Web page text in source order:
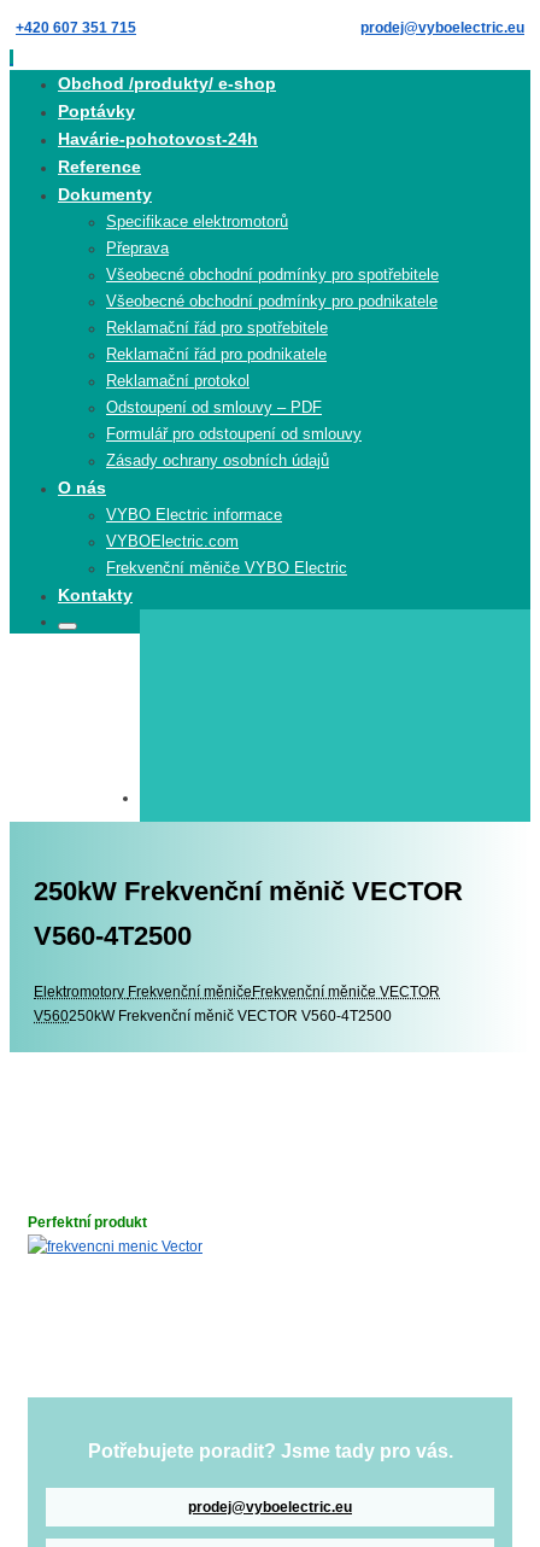
Skip
to
content
+420 607 351 715 prodej@vyboelectric.eu
Obchod /produkty/ e-shop
Poptávky
Havárie-pohotovost-24h
Reference
Dokumenty
Specifikace elektromotorů
Přeprava
Všeobecné obchodní podmínky pro spotřebitele
Všeobecné obchodní podmínky pro podnikatele
Reklamační řád pro spotřebitele
Reklamační řád pro podnikatele
Reklamační protokol
Odstoupení od smlouvy – PDF
Formulář pro odstoupení od smlouvy
Zásady ochrany osobních údajů
O nás
VYBO Electric informace
VYBOElectric.com
Frekvenční měniče VYBO Electric
Kontakty
Search
Search
250kW Frekvenční měnič VECTOR
V560-4T2500
Elektromotory Elektromotory
Frekvenční měniče Frekvenční měniče VECTOR
V560250kW Frekvenční měnič VECTOR V560-4T2500
Perfektní produkt
Potřebujete poradit? Jsme tady pro vás.
prodej@vyboelectric.eu